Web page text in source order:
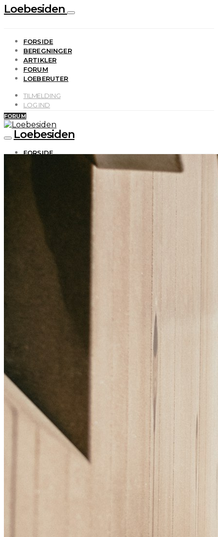
Loebesiden
FORSIDE
BEREGNINGER
ARTIKLER
FORUM
LOEBERUTER
TILMELDING
LOG IND
FORUM
Loebesiden
FORSIDE